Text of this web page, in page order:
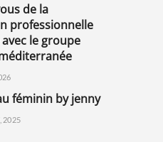
de la
professionnelle
le groupe
féminin by jenny
2025